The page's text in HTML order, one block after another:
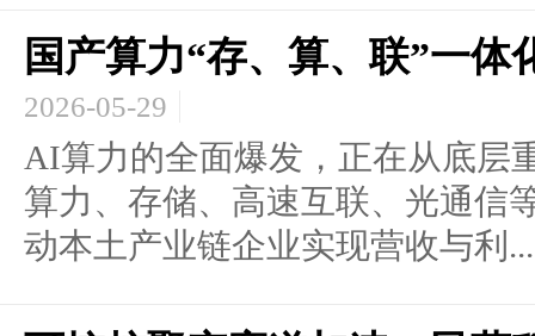
国产算力“存、算、联”一体
2026-05-29
AI算力的全面爆发，正在从底层
算力、存储、高速互联、光通信
动本土产业链企业实现营收与利...